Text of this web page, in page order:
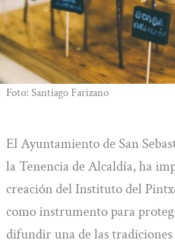
Foto: Santiago Farizano
El Ayuntamiento de San
la Tenencia de Alcaldía, ha
creación del Instituto del
como instrumento para
difundir una de las tradiciones